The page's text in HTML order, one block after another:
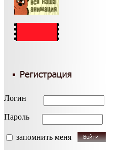
Логин
Пароль
запомнить меня